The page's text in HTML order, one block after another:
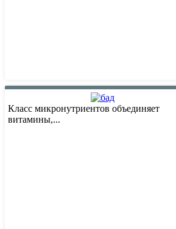
Класс микронутриентов объединяет
витамины,...